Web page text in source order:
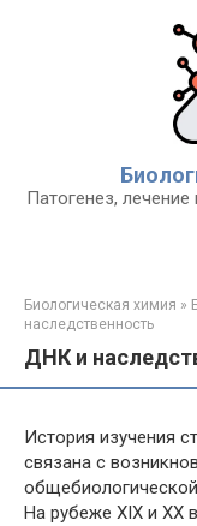
Патогенез,
Биологическая химия »
наследственность
ДНК и
История изучения
связана с
На рубеже XIX и XX